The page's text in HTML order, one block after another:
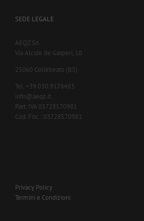
SEDE LEGALE
AEQZ Srl
Via Alcide de Gasperi, 10
25060 Collebeato (BS)
Tel. +39.030.9178483
info@aeqz.it
Part. IVA 03728570981
Cod. Fisc.: 03728570981
Privacy Policy
Termini e Condizioni